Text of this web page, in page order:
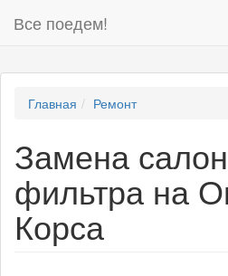
Все поедем!
Главная Ремонт
Замена
фильтра на
Корса